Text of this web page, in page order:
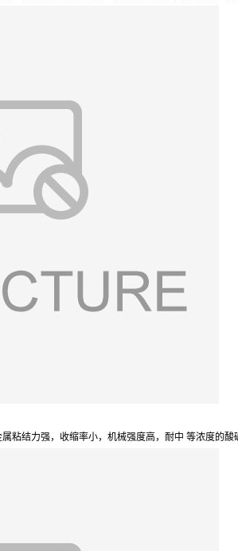
结力强，收缩率小，机械强度高，耐中 等浓度的酸